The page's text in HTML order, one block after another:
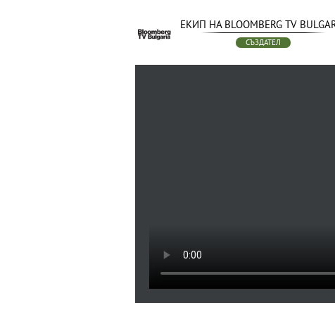
ЕКИП НА BLOOMBERG TV
СЪЗДАТЕЛ